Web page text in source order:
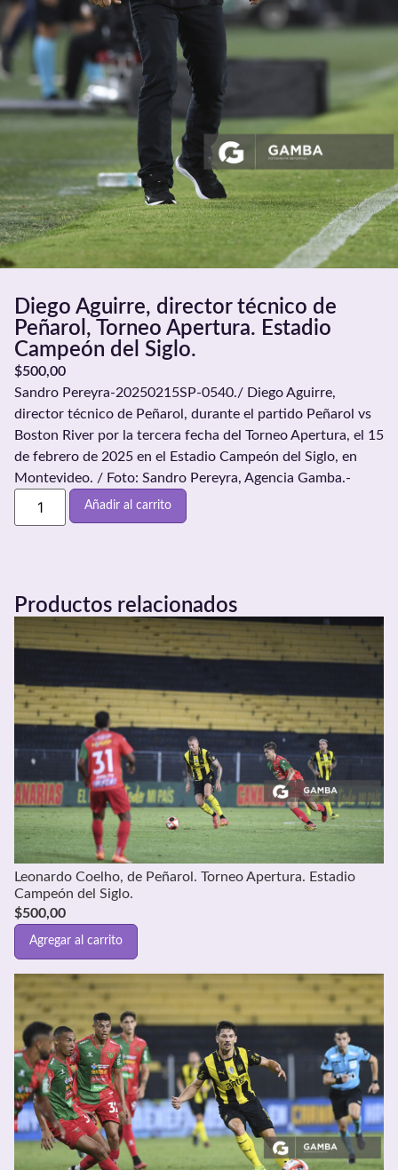
Diego Aguirre, director técnico de
Peñarol, Torneo Apertura. Estadio
Campeón del Siglo.
$500,00
Sandro Pereyra-20250215SP-0540./ Diego Aguirre,
director técnico de Peñarol, durante el partido Peñarol vs
Boston River por la tercera fecha del Torneo Apertura, el 15
de febrero de 2025 en el Estadio Campeón del Siglo, en
Montevideo. / Foto: Sandro Pereyra, Agencia Gamba.-
Añadir al carrito
Productos relacionados
Leonardo Coelho, de Peñarol. Torneo Apertura. Estadio
Campeón del Siglo.
$500,00
Agregar al carrito